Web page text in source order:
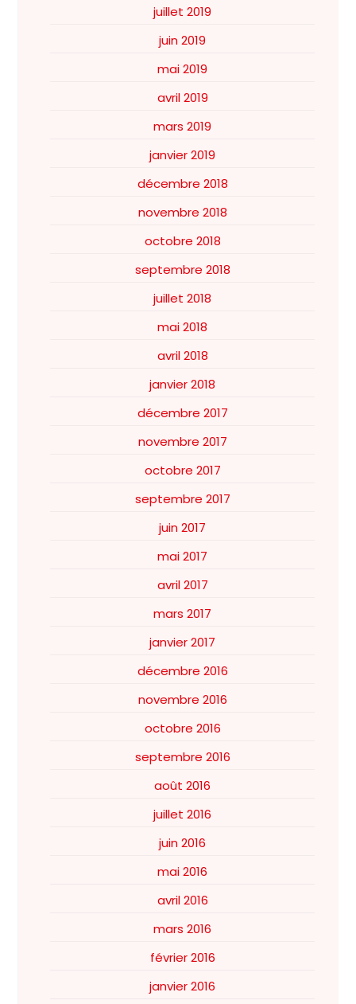
juillet 2019
juin 2019
mai 2019
avril 2019
mars 2019
janvier 2019
décembre 2018
novembre 2018
octobre 2018
septembre 2018
juillet 2018
mai 2018
avril 2018
janvier 2018
décembre 2017
novembre 2017
octobre 2017
septembre 2017
juin 2017
mai 2017
avril 2017
mars 2017
janvier 2017
décembre 2016
novembre 2016
octobre 2016
septembre 2016
août 2016
juillet 2016
juin 2016
mai 2016
avril 2016
mars 2016
février 2016
janvier 2016